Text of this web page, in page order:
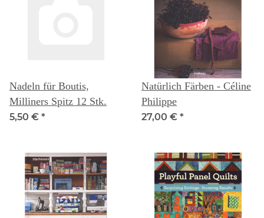
Nadeln für Boutis,
Milliners Spitz 12 Stk.
5,50 € *
Natürlich Färben - Céline
Philippe
27,00 € *